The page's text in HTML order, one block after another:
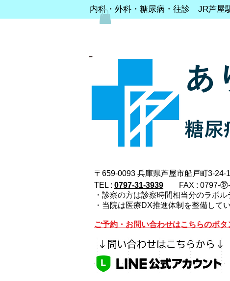
内科・外科・糖尿病・往診 JR芦屋
あ
糖尿
〒659-0093 兵庫県芦屋市船戸町3-24-
TEL : 0797-31-3939
FAX : 0797-
・診察の方は診察時間相当分のラポ
・当院は医療DX推進体制を整備してい
ご予約・お問い合わせはこちらのボタ